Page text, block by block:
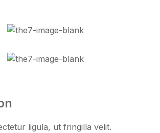
ligula, ut fringilla velit.